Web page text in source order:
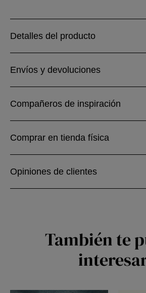
Detalles del producto
Envíos y devoluciones
Compañeros de inspiración
Comprar en tienda física
Opiniones de clientes
También te